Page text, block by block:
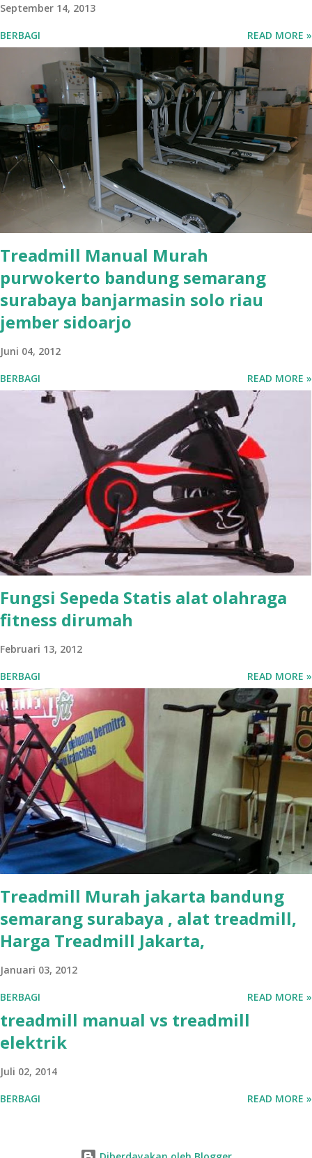
September 14, 2013
BERBAGI READ MORE »
Treadmill Manual Murah
purwokerto bandung semarang
surabaya banjarmasin solo riau
jember sidoarjo
Juni 04, 2012
BERBAGI READ MORE »
Fungsi Sepeda Statis alat olahraga
fitness dirumah
Februari 13, 2012
BERBAGI READ MORE »
Treadmill Murah jakarta bandung
semarang surabaya , alat treadmill,
Harga Treadmill Jakarta,
Januari 03, 2012
BERBAGI READ MORE »
treadmill manual vs treadmill
elektrik
Juli 02, 2014
BERBAGI READ MORE »